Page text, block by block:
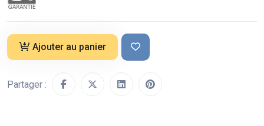
Ajouter au panier
Partager :